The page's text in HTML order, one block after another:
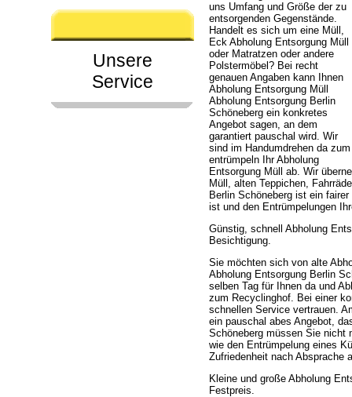
Unsere
Service
uns Umfang und Größe der zu
entsorgenden Gegenstände.
Handelt es sich um eine Müll,
Eck Abholung Entsorgung Müll
oder Matratzen oder andere
Polstermöbel? Bei recht
genauen Angaben kann Ihnen
Abholung Entsorgung Müll
Abholung Entsorgung Berlin
Schöneberg ein konkretes
Angebot sagen, an dem
garantiert pauschal wird. Wir
sind im Handumdrehen da zum
entrümpeln Ihr Abholung
Entsorgung Müll ab. Wir
Müll, alten Teppichen,
Berlin Schöneberg ist ein
ist und den Entrümpelungen
Günstig, schnell Abholung
Besichtigung.
Sie möchten sich von alte
Abholung Entsorgung Berlin
selben Tag für Ihnen da und
zum Recyclinghof. Bei einer
schnellen Service vertrauen.
ein pauschal abes Angebot,
Schöneberg müssen Sie nicht
wie den Entrümpelung eines
Zufriedenheit nach Absprache
Kleine und große Abholung
Festpreis.